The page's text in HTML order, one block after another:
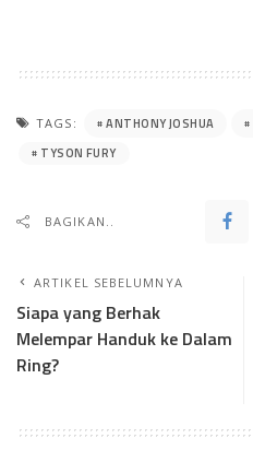
TAGS: ANTHONY JOSHUA
TYSON FURY
BAGIKAN..
ARTIKEL SEBELUMNYA
Siapa yang Berhak
Melempar Handuk ke Dalam
Ring?